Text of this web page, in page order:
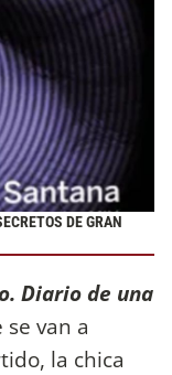
DE GRAN
Diario de una
van a
la chica